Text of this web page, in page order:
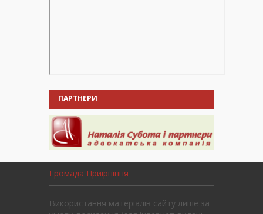
ПАРТНЕРИ
Громада Приірпіння
Використання матеріалів сайту лише за